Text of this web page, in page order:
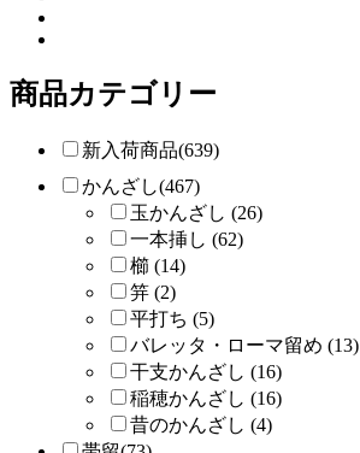
商品カテゴリー
新入荷商品(639)
かんざし(467)
玉かんざし (26)
一本挿し (62)
櫛 (14)
笄 (2)
平打ち (5)
バレッタ・ローマ留め (13)
干支かんざし (16)
稲穂かんざし (16)
昔のかんざし (4)